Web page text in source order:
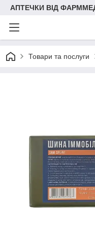
АПТЕЧКИ ВІД
Товари та послуги